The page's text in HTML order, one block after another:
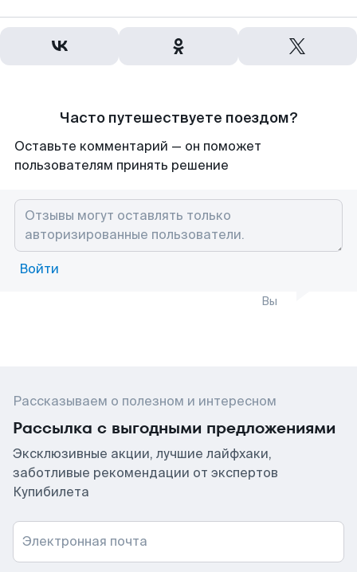
Часто путешествуете поездом?
Оставьте комментарий — он поможет
пользователям принять решение
Войти
Вы
Рассказываем о полезном и интересном
Рассылка с выгодными предложениями
Эксклюзивные акции, лучшие лайфхаки,
заботливые рекомендации от экспертов
Купибилета
Электронная почта